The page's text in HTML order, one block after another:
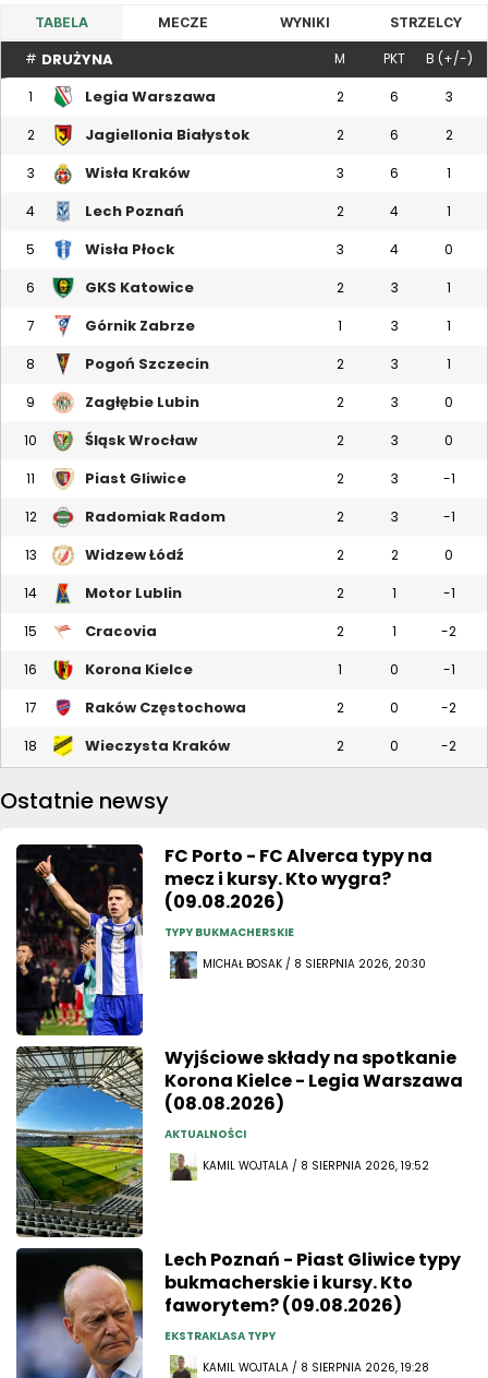
TABELA MECZE WYNIKI STRZELCY
# DRUŻYNA M PKT B (+/-)
1 Legia Warszawa 2 6 3
2 Jagiellonia Białystok 2 6 2
3 Wisła Kraków 3 6 1
4 Lech Poznań 2 4 1
5 Wisła Płock 3 4 0
6 GKS Katowice 2 3 1
7 Górnik Zabrze 1 3 1
8 Pogoń Szczecin 2 3 1
9 Zagłębie Lubin 2 3 0
10 Śląsk Wrocław 2 3 0
11 Piast Gliwice 2 3 -1
12 Radomiak Radom 2 3 -1
13 Widzew Łódź 2 2 0
14 Motor Lublin 2 1 -1
15 Cracovia 2 1 -2
16 Korona Kielce 1 0 -1
17 Raków Częstochowa 2 0 -2
18 Wieczysta Kraków 2 0 -2
Ostatnie newsy
FC Porto - FC Alverca typy na
mecz i kursy. Kto wygra?
(09.08.2026)
TYPY BUKMACHERSKIE
MICHAŁ BOSAK / 8 SIERPNIA 2026, 20:30
Wyjściowe składy na spotkanie
Korona Kielce - Legia Warszawa
(08.08.2026)
AKTUALNOŚCI
KAMIL WOJTALA / 8 SIERPNIA 2026, 19:52
Lech Poznań - Piast Gliwice typy
bukmacherskie i kursy. Kto
faworytem? (09.08.2026)
EKSTRAKLASA TYPY
KAMIL WOJTALA / 8 SIERPNIA 2026, 19:28